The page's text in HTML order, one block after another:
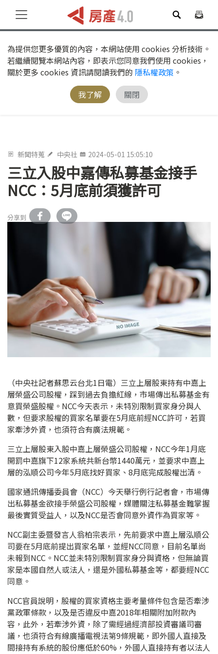
為提供您更多優質的內容，本網站使用 cookies 分析技術。
若繼續閱覽本網站內容，即表示您同意我們使用 cookies，
關於更多 cookies 資訊請閱讀我們的 隱私權政策 。
我了解
關閉
新聞特蒐 中央社 2024-05-01 15:05:10
三立入股中嘉傳私募基金接手
NCC：5月底前須獲許可
分享到
（中央社記者蘇思云台北1日電）三立上層股東持有中嘉上
層榮盛公司股權，踩到過去負擔紅線，市場傳出私募基金有
意買榮盛股權。NCC今天表示，未特別限制買家身分與人
數，但要求股權的買家名單要在5月底前經NCC許可，若買
家牽涉外資，也須符合有廣法規範。
三立上層股東入股中嘉上層榮盛公司股權，NCC今年1月底
開罰中嘉旗下12家系統共新台幣1440萬元，並要求中嘉上
層的泓順公司今年5月底找好買家、8月底完成股權出清。
國家通訊傳播委員會（NCC）今天舉行例行記者會，市場傳
出私募基金欲接手榮盛公司股權，媒體關注私募基金難掌握
最後實質受益人，以及NCC是否會同意外資作為買家等。
NCC副主委暨發言人翁柏宗表示，先前要求中嘉上層泓順公
司要在5月底前提出買家名單，並經NCC同意，目前名單尚
未報到NCC。NCC並未特別限制買家身分與資格，但無論買
家是本國自然人或法人，還是外國私募基金等，都要經NCC
同意。
NCC官員說明，股權的買家資格主要考量條件包含是否牽涉
黨政軍條款，以及是否違反中嘉2018年相關附加附款內
容，此外，若牽涉外資，除了需經過經濟部投資審議司審
議，也須符合有線廣播電視法第9條規範，即外國人直接及
間接持有系統的股份應低於60%，外國人直接持有者以法人